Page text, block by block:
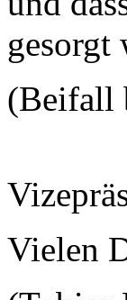
(Beifall
Vielen